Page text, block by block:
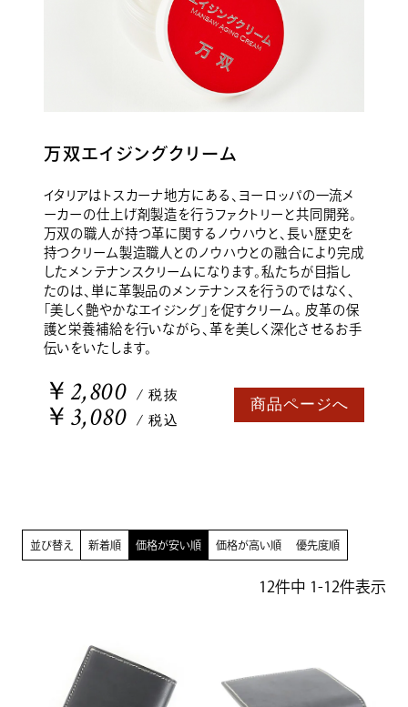
万双エイジングクリーム
イタリアはトスカーナ地方にある、ヨーロッパの一流メ
ーカーの仕上げ剤製造を行うファクトリーと共同開発。
万双の職人が持つ革に関するノウハウと、長い歴史を
持つクリーム製造職人とのノウハウとの融合により完成
したメンテナンスクリームになります。私たちが目指し
たのは、単に革製品のメンテナンスを行うのではなく、
「美しく艶やかなエイジング」を促すクリーム。 皮革の保
護と栄養補給を行いながら、革を美しく深化させるお手
伝いをいたします。
￥2,800 / 税抜
￥3,080 / 税込
商品ページへ
並び替え 新着順 価格が安い順 価格が高い順 優先度順
12件中 1-12件表示